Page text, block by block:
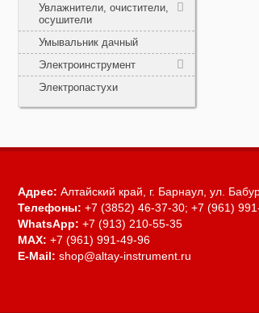
Увлажнители, очистители,
осушители
Умывальник дачный
Электроинструмент
Электропастухи
Адрес: Алтайский край, г. Барнаул, ул.
Телефоны: +7 (3852) 46-37-30; +7 (961)
WhatsApp: +7 (913) 210-55-35
MAX: +7 (961) 991-49-96
E-Mail: shop@altay-instrument.ru